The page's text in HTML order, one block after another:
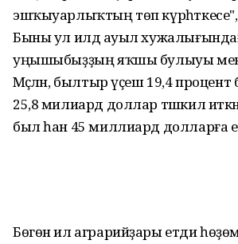
эшҡыуарлыҡтың төп күрһәткесе",
Быны ул илдә ауыл
уңышыбыҙҙың яҡшы булыуы
Мәҫәлән, былтыр үҫеш 19,4
25,8 милиард доллар тәшкил
был һан 45 миллиард долларға
Бөгөн ил аграрийҙары етди